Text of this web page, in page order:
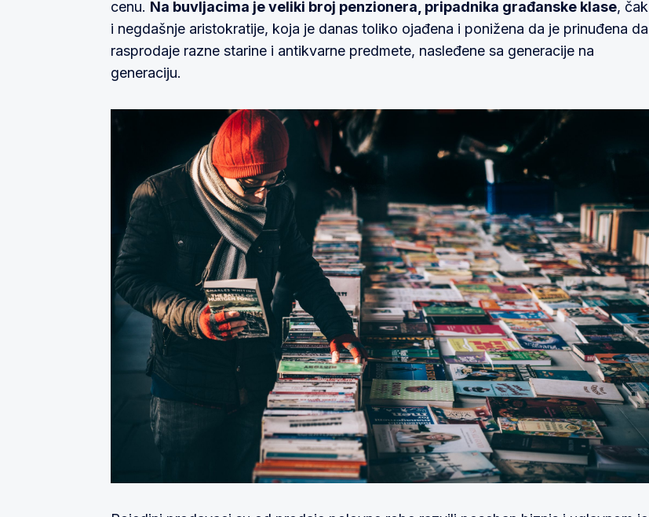
cenu. Na buvljacima je veliki broj penzionera, pripadnika građanske klase, čak
i negdašnje aristokratije, koja je danas toliko ojađena i ponižena da je prinuđena da
rasprodaje razne starine i antikvarne predmete, nasleđene sa generacije na
generaciju.